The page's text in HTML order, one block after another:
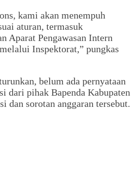
kami akan menempuh
aturan, termasuk
Aparat Pengawasan Intern
Inspektorat,” pungkas
belum ada pernyataan
dari pihak Bapenda Kabupaten
dan sorotan anggaran tersebut.